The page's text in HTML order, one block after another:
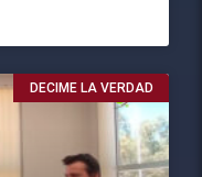
DECIME LA VERDAD